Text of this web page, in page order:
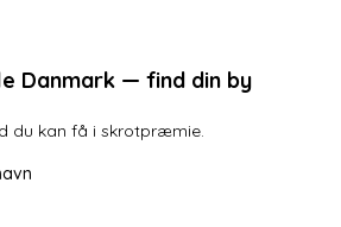
Danmark — find din by
du kan få i skrotpræmie.